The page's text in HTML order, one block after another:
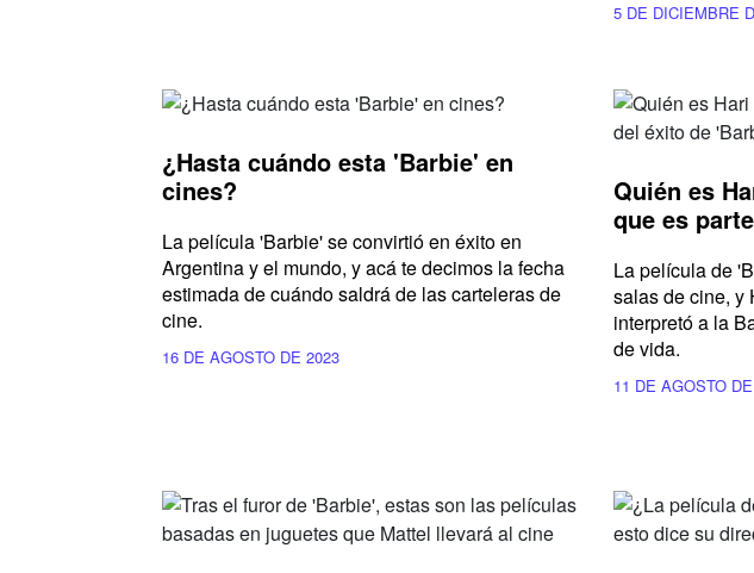
5 DE DICIEMBRE
¿Hasta cuándo esta 'Barbie' en
cines?
La película 'Barbie' se convirtió en éxito en
Argentina y el mundo, y acá te decimos la fecha
estimada de cuándo saldrá de las carteleras de
cine.
16 DE AGOSTO DE 2023
Quién es
que es
La película de
salas de cine, y
interpretó a la
de vida.
11 DE AGOSTO